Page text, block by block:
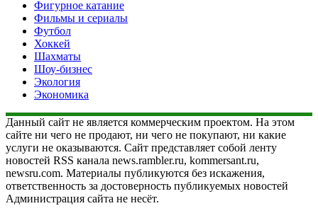
Фигурное катание
Фильмы и сериалы
Футбол
Хоккей
Шахматы
Шоу-бизнес
Экология
Экономика
Данный сайт не является коммерческим проектом. На этом
сайте ни чего не продают, ни чего не покупают, ни какие
услуги не оказываются. Сайт представляет собой ленту
новостей RSS канала news.rambler.ru, kommersant.ru,
newsru.com. Материалы публикуются без искажения,
ответственность за достоверность публикуемых новостей
Администрация сайта не несёт.